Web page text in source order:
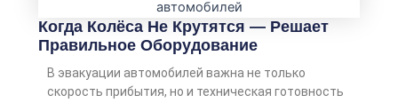
Когда Колёса Не Крутятся — Решает
Правильное Оборудование
В эвакуации автомобилей важна не только
скорость прибытия, но и техническая готовность